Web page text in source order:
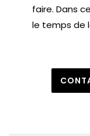
faire. Dans
le temps de